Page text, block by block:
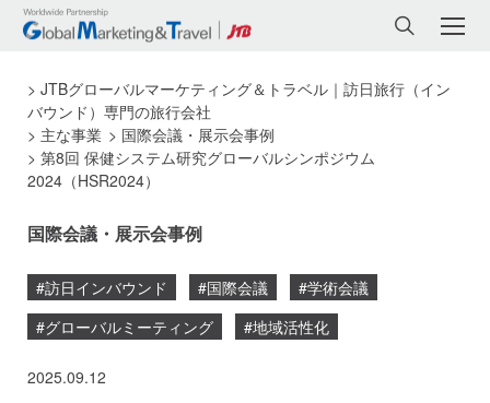
JTBグローバルマーケティング＆トラベル｜訪日旅行（イン
バウンド）専門の旅行会社
主な事業
国際会議・展示会事例
第8回 保健システム研究グローバルシンポジウム
2024（HSR2024）
国際会議・展示会事例
#訪日インバウンド #国際会議
#学術会議
#グローバルミーティング
#地域活性化
2025.09.12